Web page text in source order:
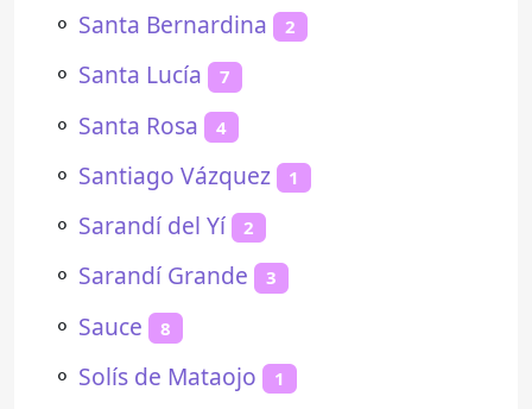
⚬ Santa Bernardina 2
⚬ Santa Lucía 7
⚬ Santa Rosa 4
⚬ Santiago Vázquez 1
⚬ Sarandí del Yí 2
⚬ Sarandí Grande 3
⚬ Sauce 8
⚬ Solís de Mataojo 1